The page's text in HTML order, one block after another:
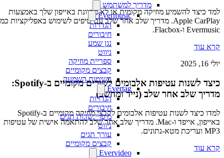
מדריך למשתמש
Evermusic
הגדרות
חיבורים
נגן שמע
ניווט
ספריית מוזיקה
קבצים מקומיים
רשימות השמעה
Evertag
הגדרות
חיבורים
מיפויי שדות תגים
ניווט
עורך תגים
קבצים מקומיים
Evervideo
למד כיצד להשמיע מוזיקה מקומית או לא מקוונת באייפון שלך באמצעות
Apple CarPlay. מדריך שלב אחר שלב עם טיפים לשימוש באפליקציות כמו
Evermusic ו-Flacbox.
קרא עוד
יולי 16, 2025
כיצד לשנות עטיפות אלבומים לשירים מקומיים ב-Spotify:
מדריך שלב אחר שלב (נייד ומחשב)
למדו כיצד לשנות עטיפות אלבומים לקבצי מוזיקה מקומיים ב-Spotify
באייפון, אייפד ו-Mac. מדריך שלב אחר שלב להתאמה אישית של עטיפות
MP3 ועריכת מטא-נתונים.
קרא עוד